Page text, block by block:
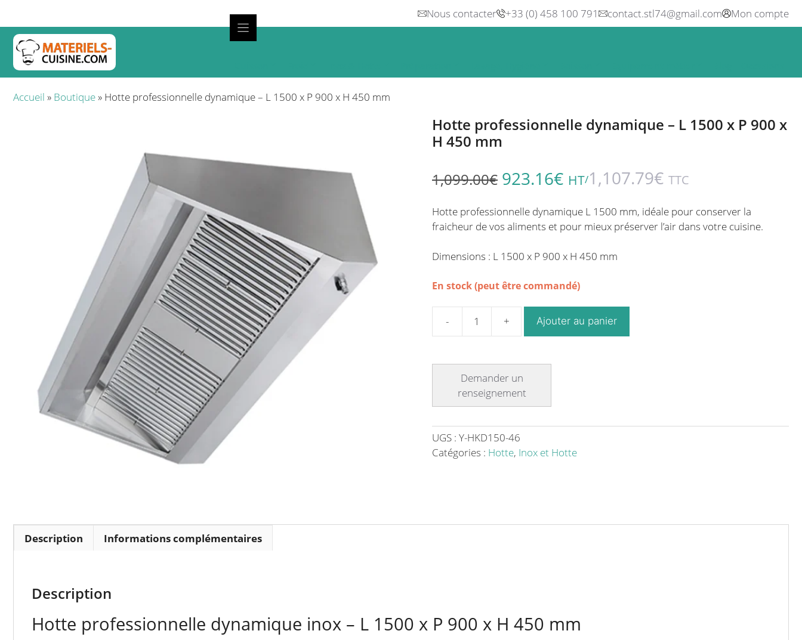
contenu
Nous contacter +33 (0) 458 100 791 contact.stl74@gmail.com Mon compte
Accueil » Boutique» Hotte professionnelle dynamique – L 1500 x P 900 x H 450 mm
Hotte professionnelle dynamique – L 1500 x P 900 x
H 450 mm
1,099.00€ 923.16€ HT/1,107.79€ TTC
Hotte professionnelle dynamique L 1500 mm, idéale pour conserver la
fraicheur de vos aliments et pour mieux préserver l’air dans votre cuisine.
Dimensions : L 1500 x P 900 x H 450 mm
En stock (peut être commandé)
professionnelle
1500
x
450
Ajouter au panier
UGS : Y-HKD150-46
Catégories : Hotte, Inox et Hotte
Description Informations complémentaires
Description
Hotte professionnelle dynamique inox – L 1500 x P 900 x H 450 mm